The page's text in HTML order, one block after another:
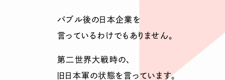
バブル後の日本企業を
言っているわけでもありません。
第二世界大戦時の、
旧日本軍の状態を言っています。